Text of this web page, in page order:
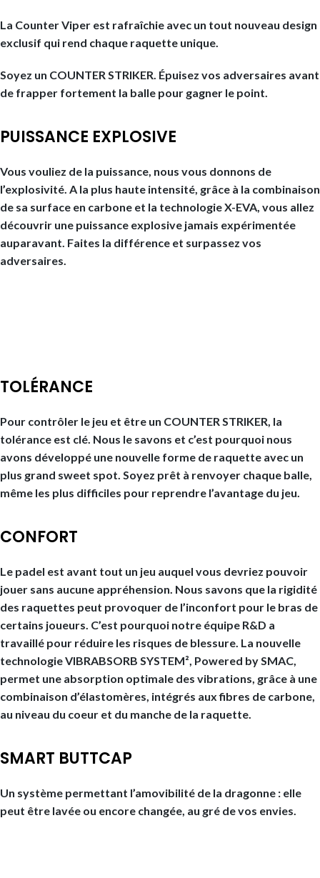
La Counter Viper est rafraîchie avec un tout nouveau design
exclusif qui rend chaque raquette unique.
Soyez un COUNTER STRIKER. Épuisez vos adversaires avant
de frapper fortement la balle pour gagner le point.
PUISSANCE EXPLOSIVE
Vous vouliez de la puissance, nous vous donnons de
l’explosivité. A la plus haute intensité, grâce à la combinaison
de sa surface en carbone et la technologie X-EVA, vous allez
découvrir une puissance explosive jamais expérimentée
auparavant. Faites la différence et surpassez vos
adversaires.
TOLÉRANCE
Pour contrôler le jeu et être un COUNTER STRIKER, la
tolérance est clé. Nous le savons et c’est pourquoi nous
avons développé une nouvelle forme de raquette avec un
plus grand sweet spot. Soyez prêt à renvoyer chaque balle,
même les plus difficiles pour reprendre l’avantage du jeu.
CONFORT
Le padel est avant tout un jeu auquel vous devriez pouvoir
jouer sans aucune appréhension. Nous savons que la rigidité
des raquettes peut provoquer de l’inconfort pour le bras de
certains joueurs. C’est pourquoi notre équipe R&D a
travaillé pour réduire les risques de blessure. La nouvelle
technologie VIBRABSORB SYSTEM², Powered by SMAC,
permet une absorption optimale des vibrations, grâce à une
combinaison d’élastomères, intégrés aux fibres de carbone,
au niveau du coeur et du manche de la raquette.
SMART BUTTCAP
Un système permettant l’amovibilité de la dragonne : elle
peut être lavée ou encore changée, au gré de vos envies.